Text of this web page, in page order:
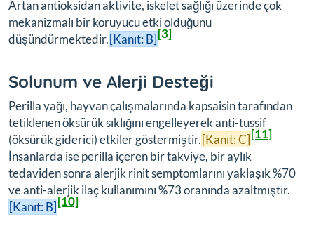
Artan antioksidan aktivite, iskelet sağlığı üzerinde çok
mekanizmalı bir koruyucu etki olduğunu
düşündürmektedir.[Kanıt: B][3]
Solunum ve Alerji Desteği
Perilla yağı, hayvan çalışmalarında kapsaisin tarafından
tetiklenen öksürük sıklığını engelleyerek anti-tussif
(öksürük giderici) etkiler göstermiştir.[Kanıt: C][11]
İnsanlarda ise perilla içeren bir takviye, bir aylık
tedaviden sonra alerjik rinit semptomlarını yaklaşık %70
ve anti-alerjik ilaç kullanımını %73 oranında azaltmıştır.
[Kanıt: B][10]